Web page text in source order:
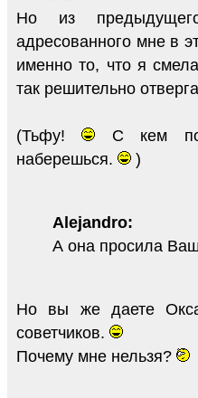
Но из
адресованного мне в
именно то, что я
так решительно
(Тьфу!
С кем
наберешься.
)
Alejandro:
А она просила
Но вы же даете
советчиков.
Почему мне нельзя?